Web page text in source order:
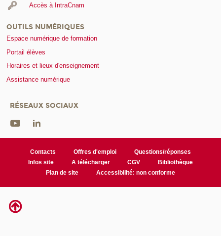
Accès à IntraCnam
OUTILS NUMÉRIQUES
Espace numérique de formation
Portail élèves
Horaires et lieux d'enseignement
Assistance numérique
RÉSEAUX SOCIAUX
Contacts Offres d'emploi
Questions/réponses
Infos site
A télécharger CGV
Bibliothèque
Plan de site
Accessibilité: non conforme